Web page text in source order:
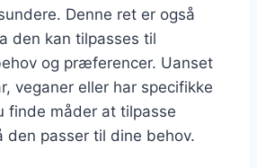
Denne ret er også
den kan tilpasses til
og præferencer. Uanset
veganer eller har specifikke
finde måder at tilpasse
den passer til dine behov.